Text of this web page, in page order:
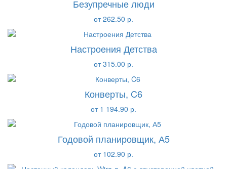
Безупречные люди
от 262.50 р.
Настроения Детства
от 315.00 р.
Конверты, C6
от 1 194.90 р.
Годовой планировщик, А5
от 102.90 р.